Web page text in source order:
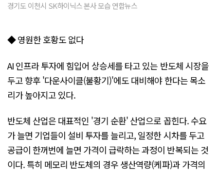
경기도 이천시 SK하이닉스 본사 모습 연합뉴스
◆ 영원한 호황도 없다
AI 인프라 투자에 힘입어 상승세를 타고 있는 반도체 시장을
두고 향후 '다운사이클(불황기)'에도 대비해야 한다는 목소
리가 높아지고 있다.
반도체 산업은 대표적인 '경기 순환' 산업으로 꼽힌다. 수요
가 늘면 기업들이 설비 투자를 늘리고, 일정한 시차를 두고
공급이 한꺼번에 늘면 가격이 급락하는 과정이 반복되는 것
이다. 특히 메모리 반도체의 경우 생산역량(케파)과 가격의